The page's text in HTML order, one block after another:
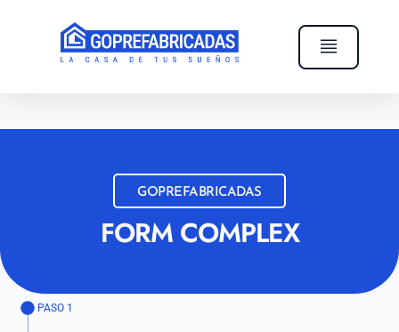
GOPREFABRICADAS
FORM COMPLEX
PASO 1